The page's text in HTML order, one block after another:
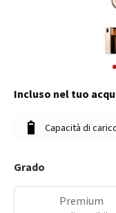
Incluso nel tuo
Capacità di
Grado
Premium